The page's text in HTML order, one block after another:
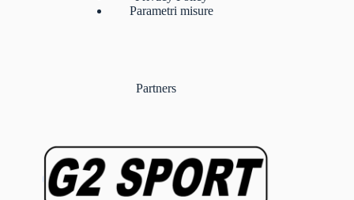
Parametri misure
Partners